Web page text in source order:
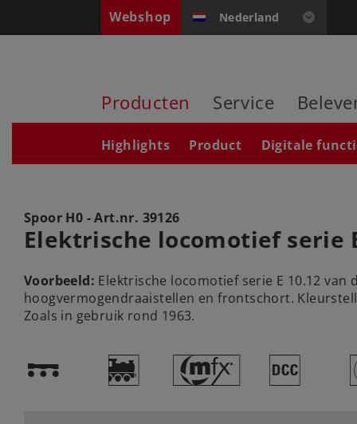
Webshop Nederland
Producten Service
Highlights Product Digitale
Spoor H0 - Art.nr. 39126
Elektrische locomotief serie
Voorbeeld: Elektrische locomotief serie E 10.12
hoogvermogendraaistellen en frontschort.
Zoals in gebruik rond 1963.
! ) # §